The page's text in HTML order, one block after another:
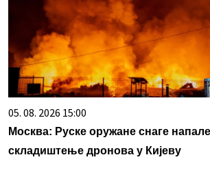
05. 08. 2026 15:00
Москва: Руске оружане снаге
складиштење дронова у Кијеву